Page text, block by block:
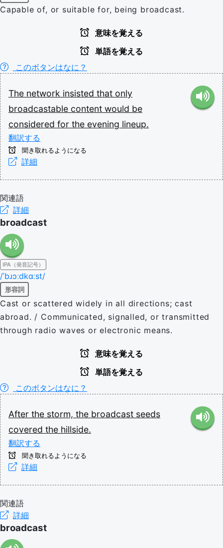
Capable of, or suitable for, being broadcast.
意味を覚える
単語を覚える
このボタンはなに？
The network insisted that only
broadcastable content would be
considered for the evening lineup.
翻訳する
聞き取れるようになる
詳細
関連語
詳細
broadcast
IPA（発音記号）
/ˈbɹɔːdkɑːst/
形容詞
Cast or scattered widely in all directions; cast
abroad. / Communicated, signalled, or transmitted
through radio waves or electronic means.
意味を覚える
単語を覚える
このボタンはなに？
After the storm, the broadcast seeds
covered the hillside.
翻訳する
聞き取れるようになる
詳細
関連語
詳細
broadcast